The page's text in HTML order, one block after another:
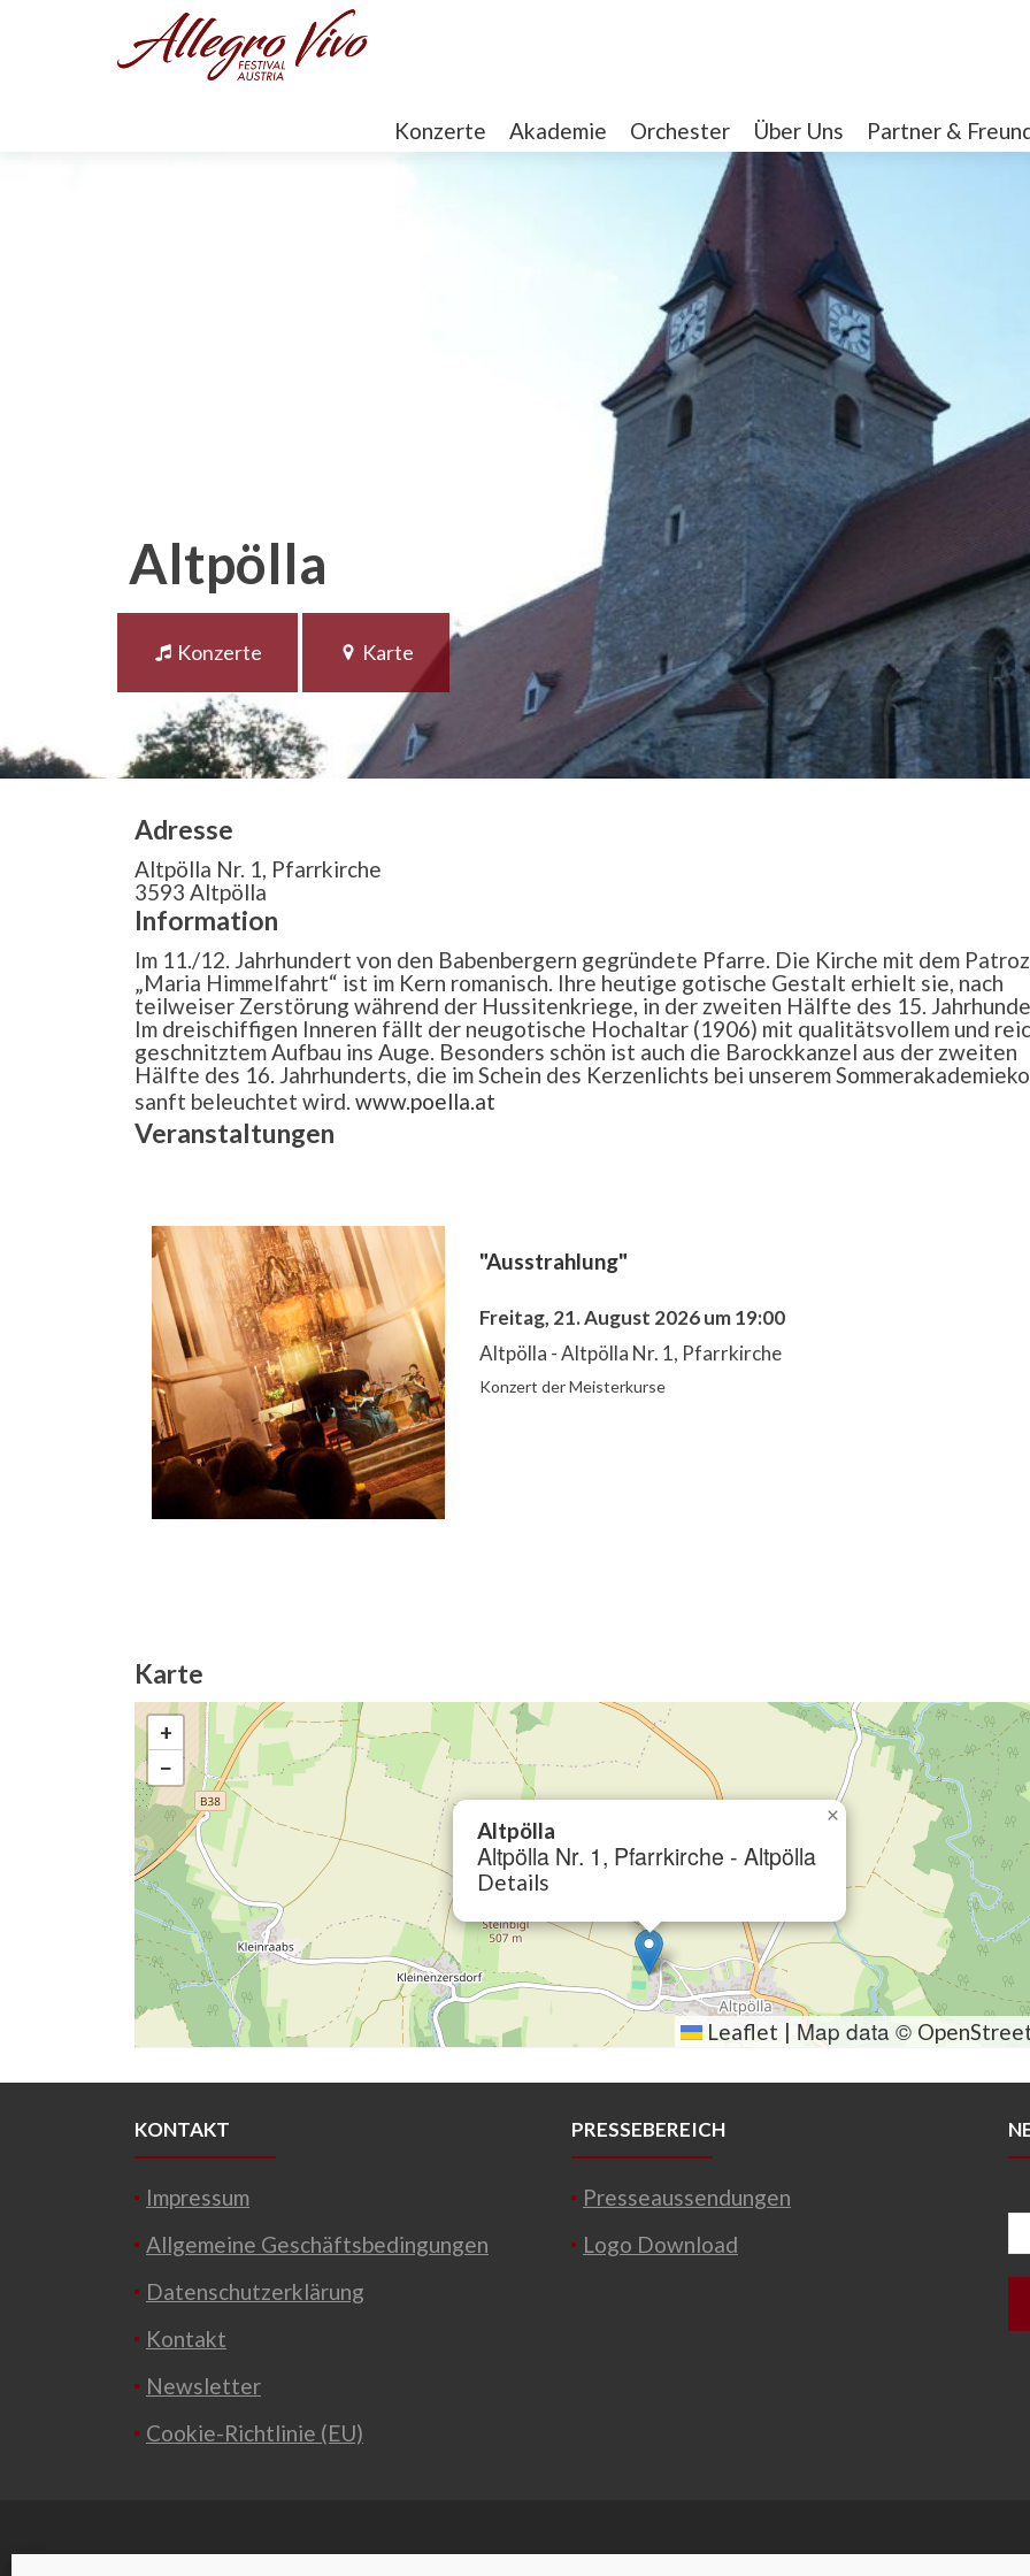
Konzerte Akademie Orchester Über Uns Partner &
Altpölla
Konzerte Karte
Adresse
Altpölla Nr. 1, Pfarrkirche
3593 Altpölla
Information
Im 11./12. Jahrhundert von den Babenbergern gegründete Pfarre. Die Kirche mit dem
„Maria Himmelfahrt“ ist im Kern romanisch. Ihre heutige gotische Gestalt erhielt sie, nach
teilweiser Zerstörung während der Hussitenkriege, in der zweiten Hälfte des 15.
Im dreischiffigen Inneren fällt der neugotische Hochaltar (1906) mit qualitätsvollem und
geschnitztem Aufbau ins Auge. Besonders schön ist auch die Barockkanzel aus der zweiten
Hälfte des 16. Jahrhunderts, die im Schein des Kerzenlichts bei unserem
sanft beleuchtet wird. www.poella.at
Veranstaltungen
"Ausstrahlung"
Freitag, 21. August 2026 um 19:00
Altpölla - Altpölla Nr. 1, Pfarrkirche
Konzert der Meisterkurse
Karte
Altpölla
Altpölla Nr. 1, Pfarrkirche - Altpölla
Details
×
+
−
Leaflet | Map data ©
KONTAKT
Impressum
Allgemeine Geschäftsbedingungen
Datenschutzerklärung
Kontakt
Newsletter
Cookie-Richtlinie (EU)
PRESSEBEREICH
Presseaussendungen
Logo Download